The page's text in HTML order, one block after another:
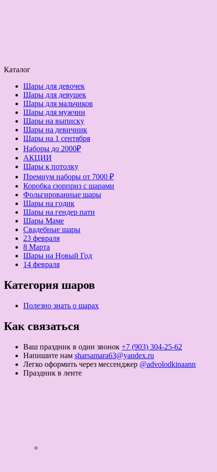
Каталог
Шары для девочек
Шары для девушек
Шары для мальчиков
Шары для мужчин
Шары на выписку
Шары на девичник
Шары на 1 сентября
Наборы до 2000₽
АКЦИИ
Шары к потолку
Премиум наборы от 7000 ₽
Коробка сюрприз с шарами
Фольгированные шары
Шары на годик
Шары на гендер пати
Шары Маме
Свадебные шары
23 февраля
8 Марта
Шары на Новый Год
14 февраля
Категория шаров
Полезно знать о шарах
Как связаться
Ваш праздник в один звонок +7 (903) 304-25-62
Напишите нам sharsamara63@yandex.ru
Легко оформить через мессенджер @advolodkinaann
Праздник в ленте